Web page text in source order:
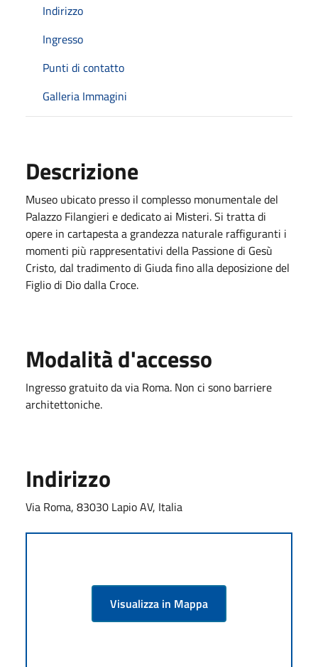
Indirizzo
Ingresso
Punti di contatto
Galleria Immagini
Descrizione
Museo ubicato presso il complesso monumentale del
Palazzo Filangieri e dedicato ai Misteri. Si tratta di
opere in cartapesta a grandezza naturale raffiguranti i
momenti più rappresentativi della Passione di Gesù
Cristo, dal tradimento di Giuda fino alla deposizione del
Figlio di Dio dalla Croce.
Modalità d'accesso
Ingresso gratuito da via Roma. Non ci sono barriere
architettoniche.
Indirizzo
Via Roma, 83030 Lapio AV, Italia
Visualizza in Mappa